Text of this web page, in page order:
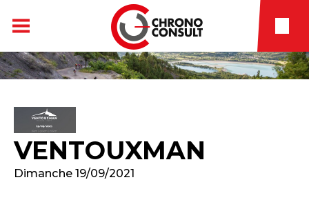
VENTOUXMAN
Dimanche 19/09/2021